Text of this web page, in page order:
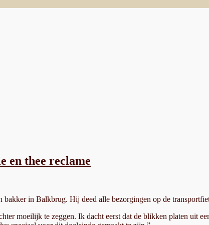
en thee reclame
in Balkbrug. Hij deed alle bezorgingen op de
moeilijk te zeggen. Ik dacht eerst dat de blikken platen uit